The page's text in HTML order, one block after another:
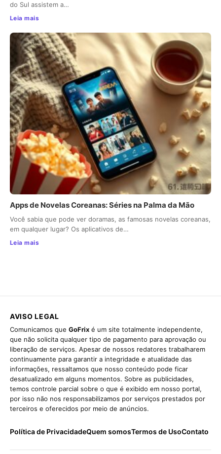
do Sul assistem a…
Leia mais
Apps de Novelas Coreanas: Séries na Palma da Mão
Você sabia que pode ver doramas, as famosas novelas coreanas,
em qualquer lugar? Os aplicativos de…
Leia mais
AVISO LEGAL
Comunicamos que GoFrix é um site totalmente independente,
que não solicita qualquer tipo de pagamento para aprovação ou
liberação de serviços. Apesar de nossos redatores trabalharem
continuamente para garantir a integridade e atualidade das
informações, ressaltamos que nosso conteúdo pode ficar
desatualizado em alguns momentos. Sobre as publicidades,
temos controle parcial sobre o que é exibido em nosso portal,
por isso não nos responsabilizamos por serviços prestados por
terceiros e oferecidos por meio de anúncios.
Política de PrivacidadeQuem somosTermos de UsoContato